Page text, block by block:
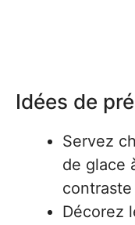
Idées de
Servez
de glace
Décorez